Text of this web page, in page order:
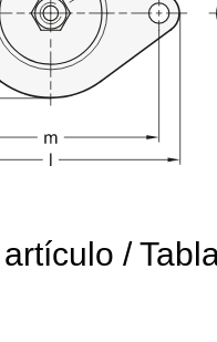
producto o use las
/